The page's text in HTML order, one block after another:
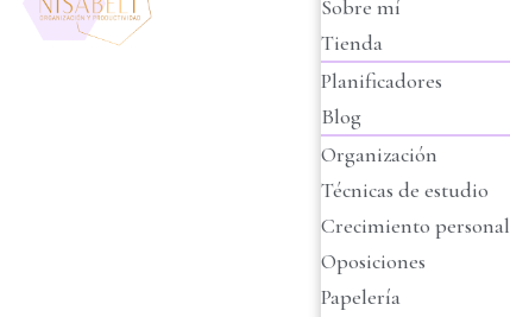
Sobre mí
Tienda
Planificadores
Blog
Organización
Técnicas de estudio
Crecimiento personal
Oposiciones
Papelería